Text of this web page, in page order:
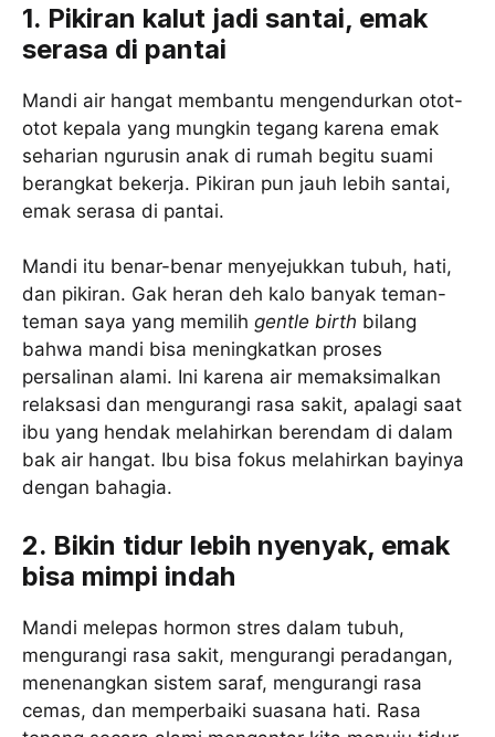
1. Pikiran kalut jadi santai, emak
serasa di pantai
Mandi air hangat membantu mengendurkan otot-
otot kepala yang mungkin tegang karena emak
seharian ngurusin anak di rumah begitu suami
berangkat bekerja. Pikiran pun jauh lebih santai,
emak serasa di pantai.
Mandi itu benar-benar menyejukkan tubuh, hati,
dan pikiran. Gak heran deh kalo banyak teman-
teman saya yang memilih gentle birth bilang
bahwa mandi bisa meningkatkan proses
persalinan alami. Ini karena air memaksimalkan
relaksasi dan mengurangi rasa sakit, apalagi saat
ibu yang hendak melahirkan berendam di dalam
bak air hangat. Ibu bisa fokus melahirkan bayinya
dengan bahagia.
2. Bikin tidur lebih nyenyak, emak
bisa mimpi indah
Mandi melepas hormon stres dalam tubuh,
mengurangi rasa sakit, mengurangi peradangan,
menenangkan sistem saraf, mengurangi rasa
cemas, dan memperbaiki suasana hati. Rasa